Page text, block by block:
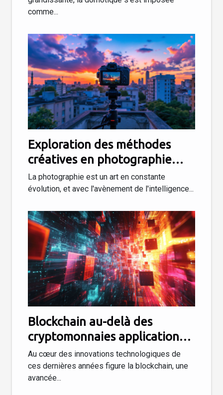
maison
comme...
Exploration des méthodes
créatives en photographie
assistée par IA
La photographie est un art en constante
évolution, et avec l'avènement de l'intelligence...
Blockchain au-delà des
cryptomonnaies applications
innovantes dans divers
secteurs
Au cœur des innovations technologiques de
ces dernières années figure la blockchain, une
avancée...